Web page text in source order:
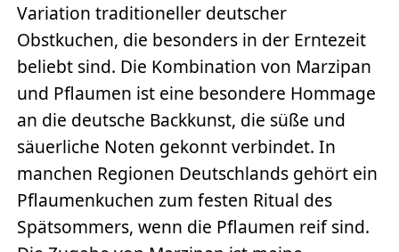
Variation traditioneller deutscher
Obstkuchen, die besonders in der Erntezeit
beliebt sind. Die Kombination von Marzipan
und Pflaumen ist eine besondere Hommage
an die deutsche Backkunst, die süße und
säuerliche Noten gekonnt verbindet. In
manchen Regionen Deutschlands gehört ein
Pflaumenkuchen zum festen Ritual des
Spätsommers, wenn die Pflaumen reif sind.